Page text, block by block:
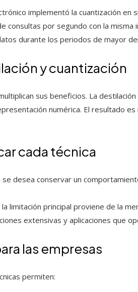
implementó la cuantización en
consultas por segundo con la
durante los periodos de mayor
y cuantización
sus beneficios. La
numérica. El resultado
cada técnica
se desea conservar un
limitación principal proviene de la
extensivas y aplicaciones que
las empresas
permiten: